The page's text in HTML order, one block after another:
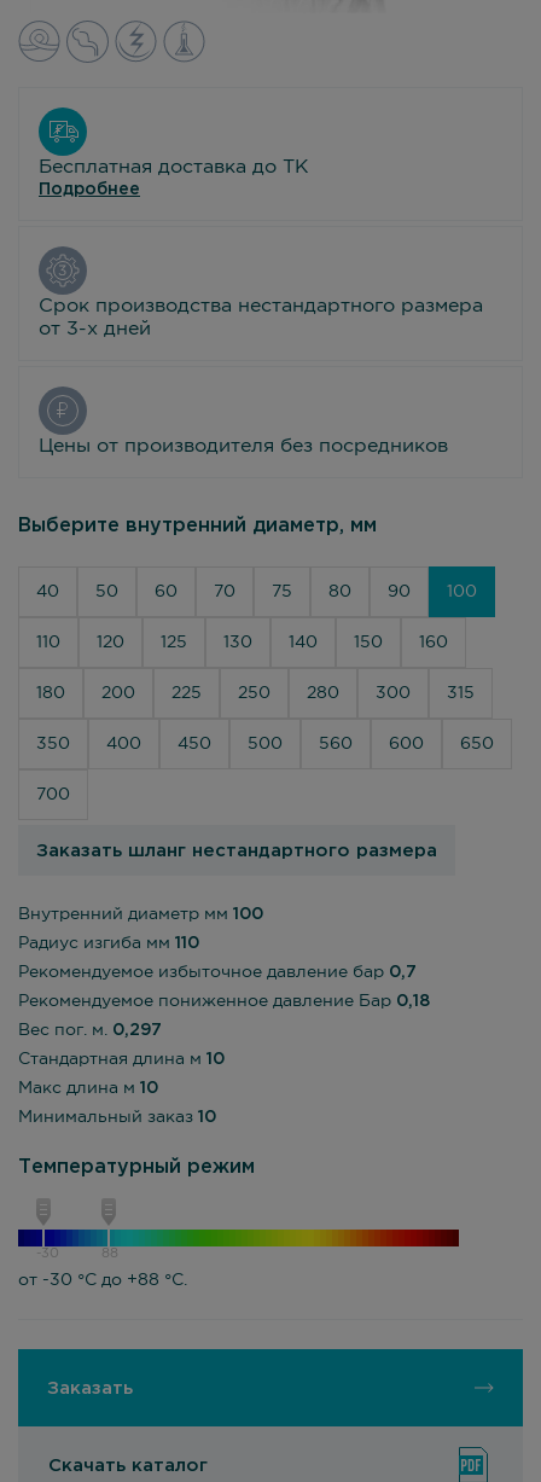
Бесплатная доставка до ТК
Подробнее
Срок производства нестандартного размера
от 3-х дней
Цены от производителя без посредников
Выберите внутренний диаметр, мм
40 50 60 70 75 80 90 100
110 120 125 130 140 150 160
180 200 225 250 280 300 315
350 400 450 500 560 600 650
700
Заказать шланг нестандартного размера
Внутренний диаметр мм 100
Радиус изгиба мм 110
Рекомендуемое избыточное давление бар 0,7
Рекомендуемое пониженное давление Бар 0,18
Вес пог. м. 0,297
Стандартная длина м 10
Макс длина м 10
Минимальный заказ 10
Температурный режим
-30 88
от -30 °С до +88 °С.
Заказать
Скачать каталог